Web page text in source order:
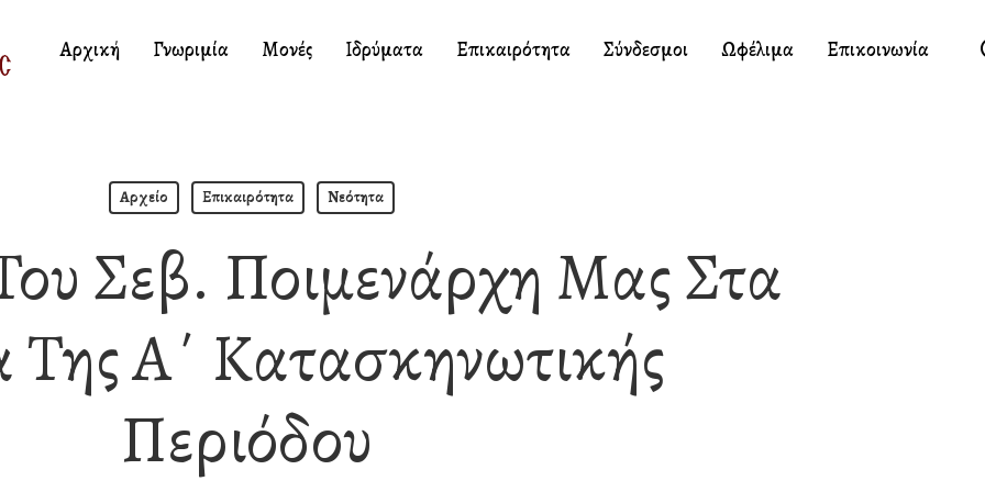
Αρχική Γνωριμία Μονές Ιδρύματα Επικαιρότητα Σύνδεσμοι Ωφέλιμα Επικοινωνία
Αρχείο Επικαιρότητα Νεότητα
Σεβ. Ποιμενάρχη Μας Στα
Της Α΄ Κατασκηνωτικής
Περιόδου